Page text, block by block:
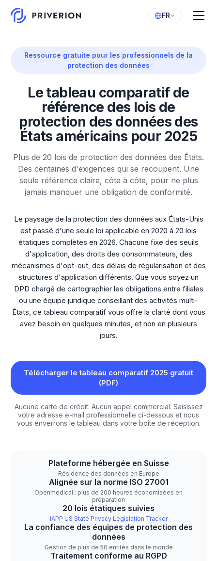
FR
Ressource gratuite pour les professionnels de la
protection des données
Le tableau comparatif de
référence des lois de
protection des données des
États américains pour 2025
Plus de 20 lois de protection des données des États.
Des centaines d'exigences qui se recoupent. Une
seule référence claire, côte à côte, pour ne plus
jamais manquer une obligation de conformité.
Le paysage de la protection des données aux États-Unis
est passé d'une seule loi applicable en 2020 à 20 lois
étatiques complètes en 2026. Chacune fixe des seuils
d'application, des droits des consommateurs, des
mécanismes d'opt-out, des délais de régularisation et des
structures d'application différents. Que vous soyez un
DPD chargé de cartographier les obligations entre filiales
ou une équipe juridique conseillant des activités multi-
États, ce tableau comparatif vous offre la clarté dont vous
avez besoin en quelques minutes, et non en plusieurs
jours.
Télécharger le tableau comparatif 2025 gratuit
(PDF)
Aucune carte de crédit. Aucun appel commercial. Saisissez
votre adresse e-mail professionnelle ci-dessous et nous
vous enverrons le tableau dans votre boîte de réception.
Plateforme hébergée en Suisse
Résidence des données en Europe
Alignée sur la norme ISO 27001
Openmedical : plus de 200 heures économisées en
préparation
20 lois étatiques suivies
IAPP US State Privacy Legislation Tracker
La confiance des équipes de protection des
données
Gestion de plus de 50 entités dans le monde
Traitement conforme au RGPD